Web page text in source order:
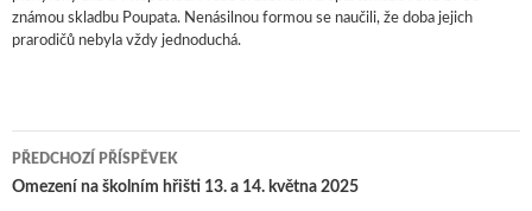
známou skladbu Poupata. Nenásilnou formou se naučili, že doba jejich
prarodičů nebyla vždy jednoduchá.
Navigace pro příspěvky
PŘEDCHOZÍ PŘÍSPĚVEK
Omezení na školním hřišti 13. a 14. května 2025